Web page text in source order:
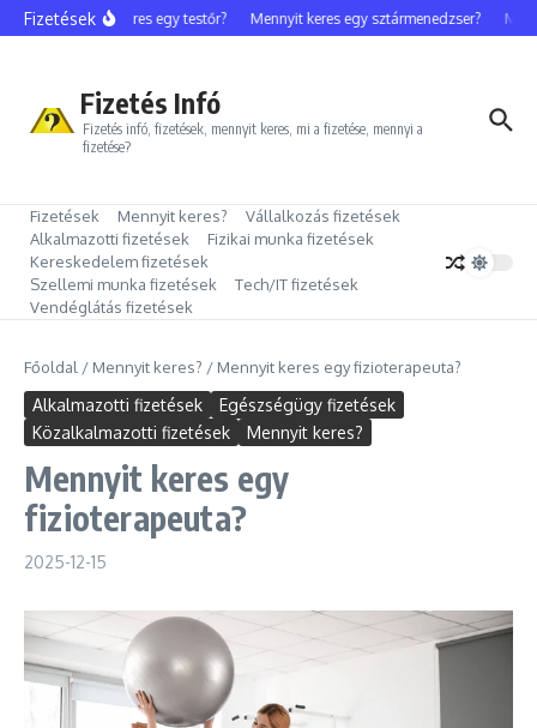
Ugrás a tartalomhoz
Fizetések
Mennyit keres egy testőr? Mennyit keres egy sztármenedzser?
Fizetés Infó
Fizetés infó, fizetések, mennyit keres, mi a fizetése, mennyi a
fizetése?
Fizetések Mennyit keres?
Vállalkozás fizetések
Alkalmazotti fizetések
Fizikai munka fizetések
Kereskedelem fizetések
Szellemi munka fizetések
Tech/IT fizetések
Vendéglátás fizetések
Főoldal / Mennyit keres? / Mennyit keres egy fizioterapeuta?
Alkalmazotti fizetések
Egészségügy fizetések
Közalkalmazotti fizetések
Mennyit keres?
Mennyit keres egy
fizioterapeuta?
2025-12-15